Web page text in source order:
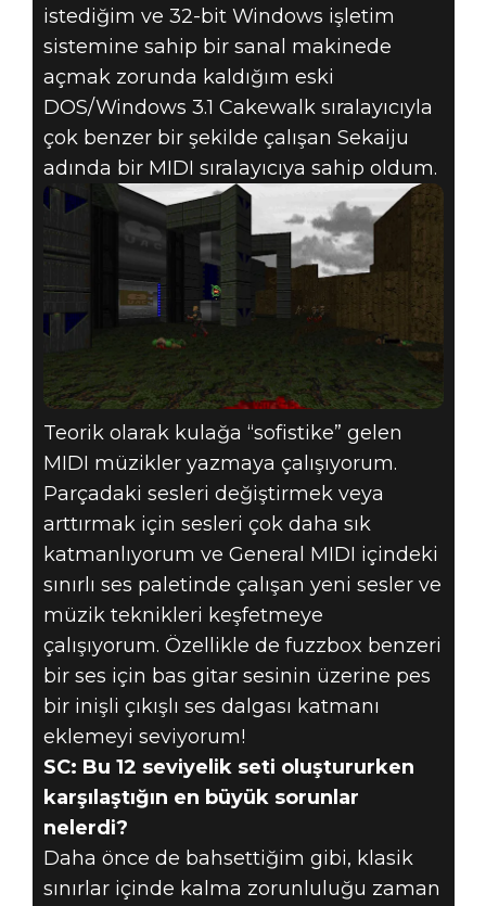
istediğim ve 32-bit Windows işletim
sistemine sahip bir sanal makinede
açmak zorunda kaldığım eski
DOS/Windows 3.1 Cakewalk sıralayıcıyla
çok benzer bir şekilde çalışan Sekaiju
adında bir MIDI sıralayıcıya sahip oldum.
Teorik olarak kulağa “sofistike” gelen
MIDI müzikler yazmaya çalışıyorum.
Parçadaki sesleri değiştirmek veya
arttırmak için sesleri çok daha sık
katmanlıyorum ve General MIDI içindeki
sınırlı ses paletinde çalışan yeni sesler ve
müzik teknikleri keşfetmeye
çalışıyorum. Özellikle de fuzzbox benzeri
bir ses için bas gitar sesinin üzerine pes
bir inişli çıkışlı ses dalgası katmanı
eklemeyi seviyorum!
SC: Bu 12 seviyelik seti oluştururken
karşılaştığın en büyük sorunlar
nelerdi?
Daha önce de bahsettiğim gibi, klasik
sınırlar içinde kalma zorunluluğu zaman